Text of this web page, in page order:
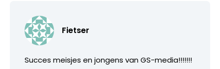
Fietser
Succes meisjes en jongens van GS-media!!!!!!!